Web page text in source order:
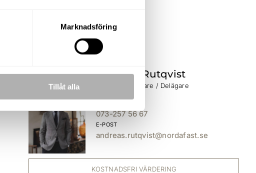
Marknadsföring
Tillåt alla
Andreas Rutqvist
Fastighetsmäklare / Delägare
073-257 56 67
E-POST
andreas.rutqvist@nordafast.se
KOSTNADSFRI VÄRDERING